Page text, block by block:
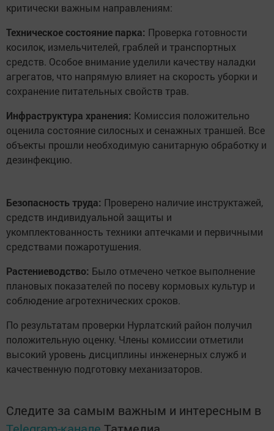
критически важным направлениям:
Техническое состояние парка: Проверка готовности
косилок, измельчителей, граблей и транспортных
средств. Особое внимание уделили качеству наладки
агрегатов, что напрямую влияет на скорость уборки и
сохранение питательных свойств трав.
Инфраструктура хранения: Комиссия положительно
оценила состояние силосных и сенажных траншей. Все
объекты прошли необходимую санитарную обработку и
дезинфекцию.
Безопасность труда: Проверено наличие инструктажей,
средств индивидуальной защиты и
укомплектованность техники аптечками и первичными
средствами пожаротушения.
Растениеводство: Было отмечено четкое выполнение
плановых показателей по посеву кормовых культур и
соблюдение агротехнических сроков.
По результатам проверки Нурлатский район получил
положительную оценку. Члены комиссии отметили
высокий уровень дисциплины инженерных служб и
качественную подготовку механизаторов.
Следите за самым важным и интересным в